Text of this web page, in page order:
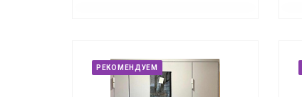
РЕКОМЕНДУЕМ